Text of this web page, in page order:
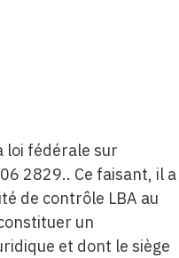
loi fédérale sur
2829.. Ce faisant, il a
de contrôle LBA au
un
et dont le siège